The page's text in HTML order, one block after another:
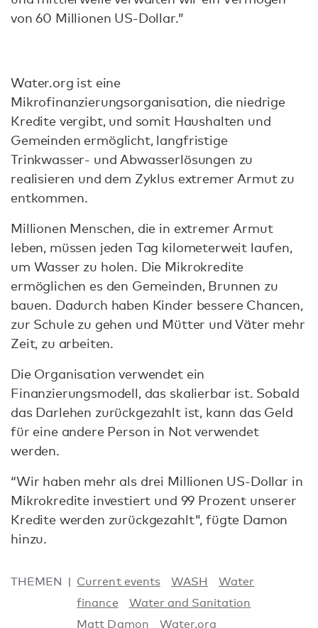
von 60 Millionen US-Dollar.”
Water.org ist eine
Mikrofinanzierungsorganisation, die niedrige
Kredite vergibt, und somit Haushalten und
Gemeinden ermöglicht, langfristige
Trinkwasser- und Abwasserlösungen zu
realisieren und dem Zyklus extremer Armut zu
entkommen.
Millionen Menschen, die in extremer Armut
leben, müssen jeden Tag kilometerweit laufen,
um Wasser zu holen. Die Mikrokredite
ermöglichen es den Gemeinden, Brunnen zu
bauen. Dadurch haben Kinder bessere Chancen,
zur Schule zu gehen und Mütter und Väter mehr
Zeit, zu arbeiten.
Die Organisation verwendet ein
Finanzierungsmodell, das skalierbar ist. Sobald
das Darlehen zurückgezahlt ist, kann das Geld
für eine andere Person in Not verwendet
werden.
“Wir haben mehr als drei Millionen US-Dollar in
Mikrokredite investiert und 99 Prozent unserer
Kredite werden zurückgezahlt", fügte Damon
hinzu.
THEMEN Current events WASH
Water
finance
Water and Sanitation
Matt Damon
Water.org